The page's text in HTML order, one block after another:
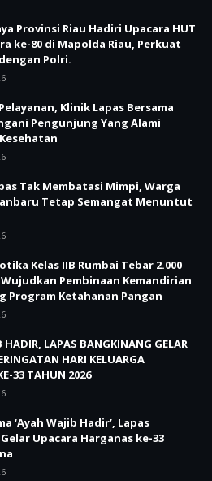
Provinsi Riau Hadiri Upacara HUT
ke-80 di Mapolda Riau, Perkuat
Polri.
Klinik Lapas Bersama
Pengunjung Yang Alami
Tak Membatasi Mimpi, Warga
Tetap Semangat Menuntut
Kelas IIB Rumbai Tebar 2.000
Pembinaan Kemandirian
Program Ketahanan Pangan
HADIR, LAPAS BANGKINANG GELAR
HARI KELUARGA
33 TAHUN 2026
‘Ayah Wajib Hadir’, Lapas
Upacara Harganas ke-33